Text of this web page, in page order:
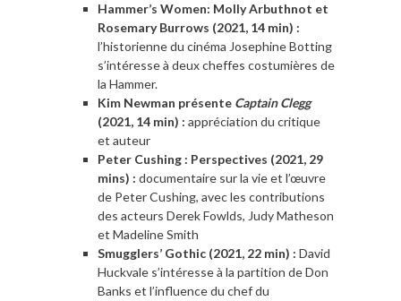
Hammer’s Women: Molly Arbuthnot et
Rosemary Burrows (2021, 14 min) :
l’historienne du cinéma Josephine Botting
s’intéresse à deux cheffes costumières de
la Hammer.
Kim Newman présente Captain Clegg
(2021, 14 min) : appréciation du critique
et auteur
Peter Cushing : Perspectives (2021, 29
mins) : documentaire sur la vie et l’œuvre
de Peter Cushing, avec les contributions
des acteurs Derek Fowlds, Judy Matheson
et Madeline Smith
Smugglers’ Gothic (2021, 22 min) : David
Huckvale s’intéresse à la partition de Don
Banks et l’influence du chef du